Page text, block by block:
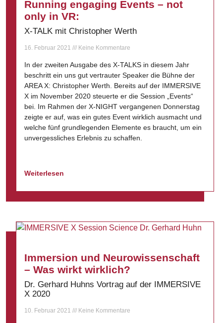
Running engaging Events – not
only in VR:
X-TALK mit Christopher Werth
16. Februar 2021 Keine Kommentare
In der zweiten Ausgabe des X-TALKS in diesem Jahr
beschritt ein uns gut vertrauter Speaker die Bühne der
AREA X: Christopher Werth. Bereits auf der IMMERSIVE
X im November 2020 steuerte er die Session „Events“
bei. Im Rahmen der X-NIGHT vergangenen Donnerstag
zeigte er auf, was ein gutes Event wirklich ausmacht und
welche fünf grundlegenden Elemente es braucht, um ein
unvergessliches Erlebnis zu schaffen.
Weiterlesen
Immersion und Neurowissenschaft
– Was wirkt wirklich?
Dr. Gerhard Huhns Vortrag auf der IMMERSIVE
X 2020
10. Februar 2021 Keine Kommentare